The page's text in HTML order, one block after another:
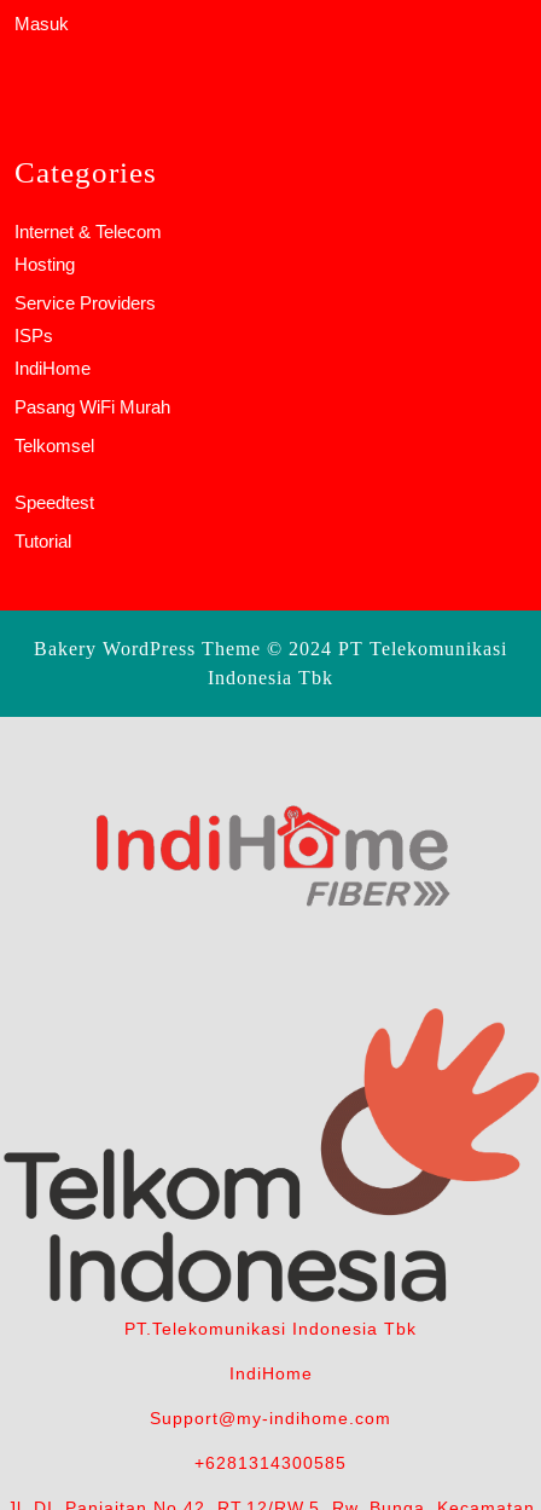
Masuk
Categories
Internet & Telecom
Hosting
Service Providers
ISPs
IndiHome
Pasang WiFi Murah
Telkomsel
Speedtest
Tutorial
Bakery WordPress Theme © 2024 PT Telekomunikasi
Indonesia Tbk
PT.Telekomunikasi Indonesia Tbk
IndiHome
Support@my-indihome.com
+6281314300585